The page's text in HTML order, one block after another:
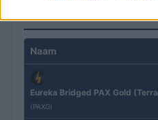
CRYPTOKOERSEN
Naam
Eureka Bridged PAX Gold (Terra
(PAXG)